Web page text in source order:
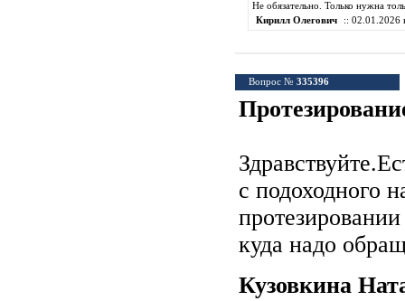
Не обязательно. Только нужна
Кирилл Олегович
:: 02.01.2026
Вопрос № 335396
с подоходного
куда надо
Кузовкина